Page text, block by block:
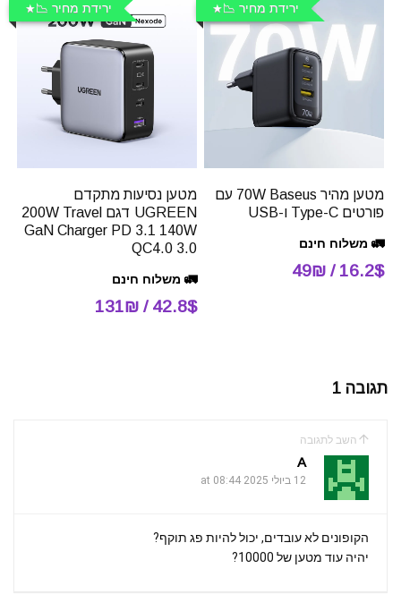
ירידת מחיר 📉
מטען מהיר 70W Baseus עם
פורטים Type-C ו-USB
🚛 משלוח חינם
16.2$ / 49₪
ירידת מחיר 📉
מטען נסיעות מתקדם
UGREEN דגם 200W Travel
GaN Charger PD 3.1 140W
QC4.0 3.0
🚛 משלוח חינם
42.8$ / 131₪
תגובה 1
השב לתגובה
A
12 ביולי 2025 at 08:44
הקופונים לא עובדים, יכול להיות פג תוקף?
יהיה עוד מטען של 10000?